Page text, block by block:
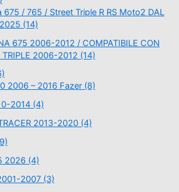
675 / 765 / Street Triple R RS Moto2 DAL
(14)
675 2006-2012 / COMPATIBILE CON
TRIPLE 2006-2012 (14)
2006 – 2016 Fazer (8)
2014 (4)
2013-2020 (4)
2026 (4)
2007 (3)